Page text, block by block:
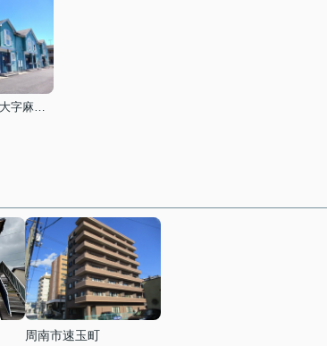
熊毛郡田布施町大字麻郷奥
周南市速玉町